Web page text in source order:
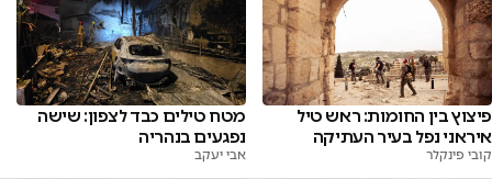
פיצוץ בין החומות: ראש טיל
איראני נפל בעיר העתיקה
קובי פינקלר
מטח טילים כבד לצפון: שישה
נפגעים בנהריה
אבי יעקב